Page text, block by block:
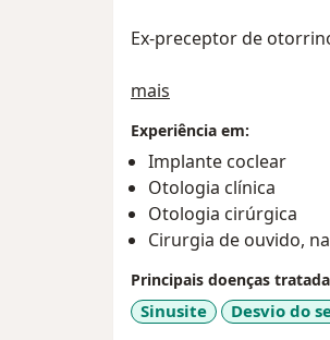
Ex-preceptor de
Fellowship em otologia
Salvador-Bahia
Apresentações orais
Observership no
Universitário do Porto.
Curso de
Paulo, Brasil.
mais
Experiência em:
Implante coclear
Otologia clínica
Otologia cirúrgica
Cirurgia de ouvido,
Principais doenças
Sinusite Desvio do